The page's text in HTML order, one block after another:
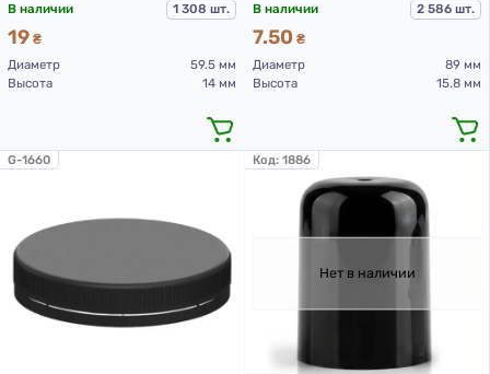
В наличии 1 308 шт.
19 ₴
Диаметр
59.5 мм
Высота
14 мм
В наличии 2 586 шт.
7.50 ₴
Диаметр
89 мм
Высота
15.8 мм
G-1660
Нет в наличии
Код: 1886